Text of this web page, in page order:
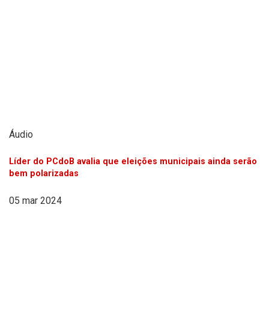
Áudio
Líder do PCdoB avalia que eleições municipais ainda serão
bem polarizadas
05 mar 2024